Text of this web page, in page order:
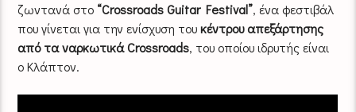
ζωντανά στο “Crossroads Guitar Festival”, ένα φεστιβάλ
που γίνεται για την ενίσχυση τουκέντρου απεξάρτησης
από τα ναρκωτικά Crossroads, του οποίου ιδρυτής είναι
ο Κλάπτον.